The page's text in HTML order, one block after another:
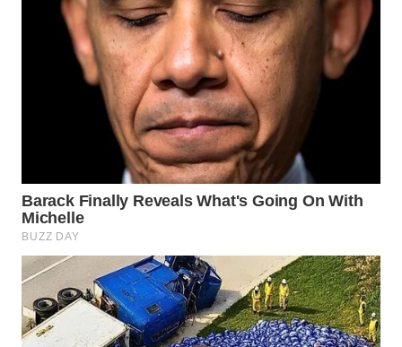
PRIANGAN
TIMUR
WN
BOROBUDUR
WN
MADURA
WN